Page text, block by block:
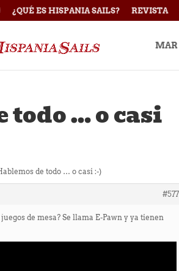
¿QUÉ ES HISPANIA SAILS? REVISTA
MAR
todo … o casi
de todo … o casi :-)
#577
de mesa? Se llama E-Pawn y ya tienen